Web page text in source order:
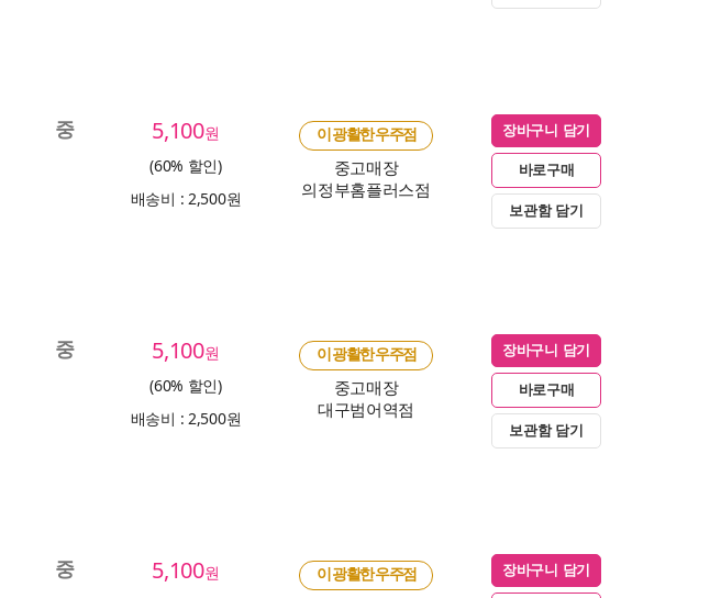
중 5,100원
(60% 할인)
배송비 : 2,500원
이 광활한 우주점
중고매장
의정부홈플러스점
장바구니 담기
바로구매
보관함 담기
중 5,100원
(60% 할인)
배송비 : 2,500원
이 광활한 우주점
중고매장
대구범어역점
장바구니 담기
바로구매
보관함 담기
중 5,100원
이 광활한 우주점 장바구니 담기